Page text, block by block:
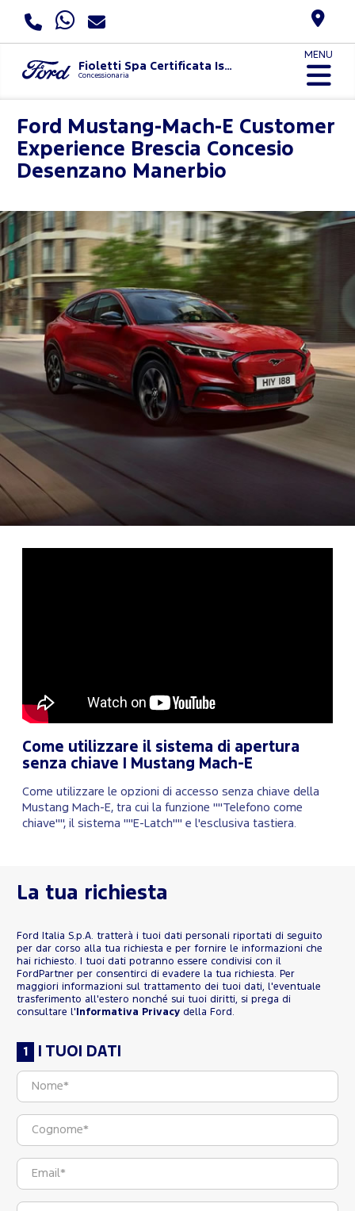
Fioletti Spa Certificata Iso 9001:2015 E Uni Pdr 125:2022
Concessionaria
MENU
Ford Mustang-Mach-E Customer
Experience Brescia Concesio
Desenzano Manerbio
Come utilizzare il sistema di apertura
senza chiave | Mustang Mach-E
Come utilizzare le opzioni di accesso senza chiave della
Mustang Mach-E, tra cui la funzione ""Telefono come
chiave"", il sistema ""E-Latch"" e l'esclusiva tastiera.
La tua richiesta
Ford Italia S.p.A. tratterà i tuoi dati personali riportati di seguito
per dar corso alla tua richiesta e per fornire le informazioni che
hai richiesto. I tuoi dati potranno essere condivisi con il
FordPartner per consentirci di evadere la tua richiesta. Per
maggiori informazioni sul trattamento dei tuoi dati, l'eventuale
trasferimento all'estero nonché sui tuoi diritti, si prega di
consultare l' Informativa Privacy della Ford.
I TUOI DATI